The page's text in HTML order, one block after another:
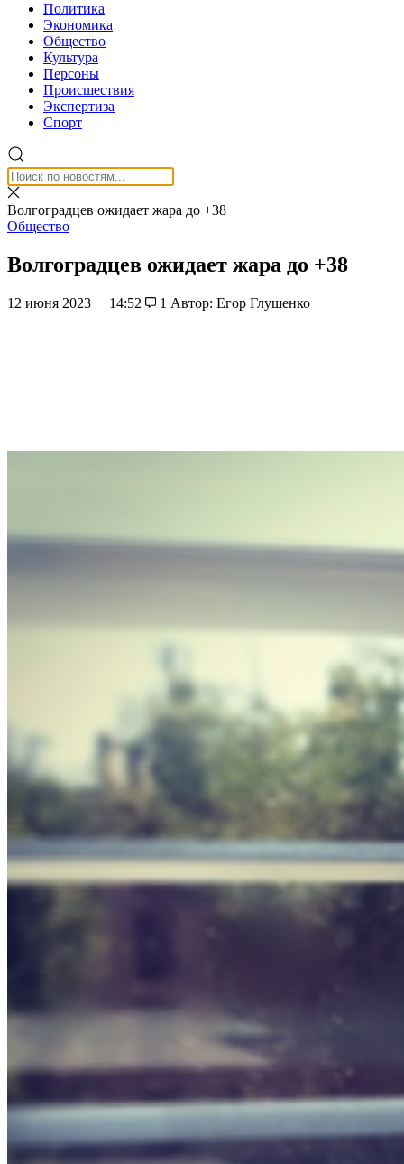
Политика
Экономика
Общество
Культура
Персоны
Происшествия
Экспертиза
Спорт
Волгоградцев ожидает жара до +38
Общество
Волгоградцев ожидает жара до +38
12 июня 2023 14:52 1 Автор: Егор Глушенко